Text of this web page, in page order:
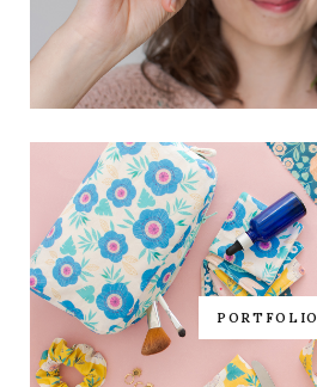
PORTFOLIO